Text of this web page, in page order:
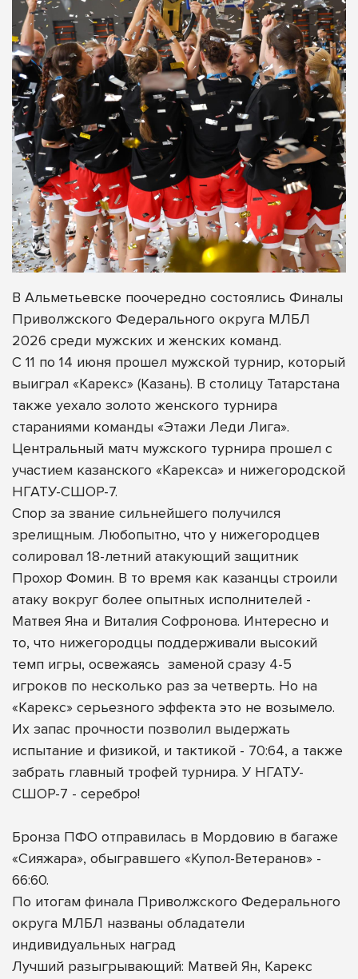
В Альметьевске поочередно состоялись Финалы
Приволжского Федерального округа МЛБЛ
2026 среди мужских и женских команд.
С 11 по 14 июня прошел мужской турнир, который
выиграл «Карекс» (Казань). В столицу Татарстана
также уехало золото женского турнира
стараниями команды «Этажи Леди Лига».
Центральный матч мужского турнира прошел с
участием казанского «Карекса» и нижегородской
НГАТУ-СШОР-7.
Спор за звание сильнейшего получился
зрелищным. Любопытно, что у нижегородцев
солировал 18-летний атакующий защитник
Прохор Фомин. В то время как казанцы строили
атаку вокруг более опытных исполнителей -
Матвея Яна и Виталия Софронова. Интересно и
то, что нижегородцы поддерживали высокий
темп игры, освежаясь заменой сразу 4-5
игроков по несколько раз за четверть. Но на
«Карекс» серьезного эффекта это не возымело.
Их запас прочности позволил выдержать
испытание и физикой, и тактикой - 70:64, а также
забрать главный трофей турнира. У НГАТУ-
СШОР-7 - серебро!
Бронза ПФО отправилась в Мордовию в багаже
«Сияжара», обыгравшего «Купол-Ветеранов» -
66:60.
По итогам финала Приволжского Федерального
округа МЛБЛ названы обладатели
индивидуальных наград
Лучший разыгрывающий: Матвей Ян, Карекс